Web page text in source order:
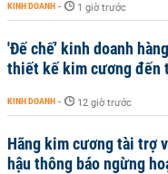
KINH DOANH - 1 giờ trước
'Đế chế’ kinh doanh
thiết kế kim cương đến
KINH DOANH - 12 giờ trước
Hãng kim cương tài trợ
hậu thông báo ngừng